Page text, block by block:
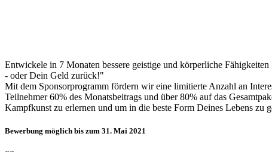
Entwickele in 7 Monaten bessere geistige und körperliche Fähigkeiten
- oder Dein Geld zurück!"
Mit dem Sponsorprogramm fördern wir eine limitierte Anzahl an
Teilnehmer 60% des Monatsbeitrags und über 80% auf das
Kampfkunst zu erlernen und um in die beste Form Deines Lebens zu
Bewerbung möglich bis zum 31. Mai 2021